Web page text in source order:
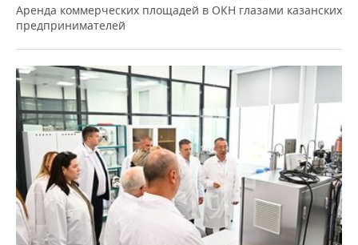
Аренда коммерческих площадей в ОКН глазами казанских
предпринимателей